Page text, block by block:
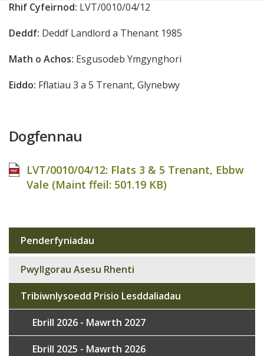
Rhif Cyfeirnod: LVT/0010/04/12
Deddf: Deddf Landlord a Thenant 1985
Math o Achos: Esgusodeb Ymgynghori
Eiddo: Fflatiau 3 a 5 Trenant, Glynebwy
Dogfennau
LVT/0010/04/12: Flats 3 & 5 Trenant, Ebbw
Vale (Maint ffeil: 501.19 KB)
Sub
navigation
Penderfyniadau
Pwyllgorau Asesu Rhenti
Tribiwnlysoedd Prisio Lesddaliadau
Ebrill 2026 - Mawrth 2027
Ebrill 2025 - Mawrth 2026